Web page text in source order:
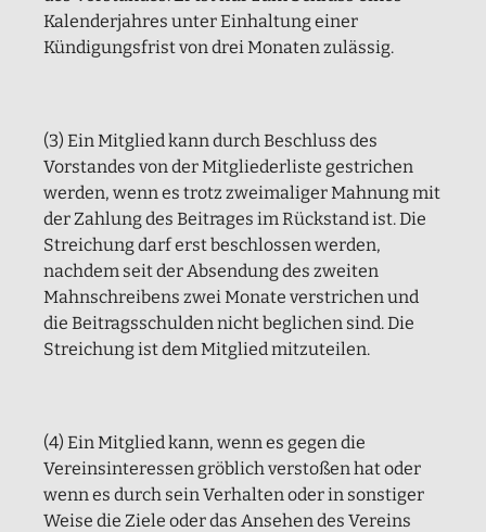
Kalenderjahres unter Einhaltung einer
Kündigungsfrist von drei Monaten zulässig.
(3) Ein Mitglied kann durch Beschluss des
Vorstandes von der Mitgliederliste gestrichen
werden, wenn es trotz zweimaliger Mahnung mit
der Zahlung des Beitrages im Rückstand ist. Die
Streichung darf erst beschlossen werden,
nachdem seit der Absendung des zweiten
Mahnschreibens zwei Monate verstrichen und
die Beitragsschulden nicht beglichen sind. Die
Streichung ist dem Mitglied mitzuteilen.
(4) Ein Mitglied kann, wenn es gegen die
Vereinsinteressen gröblich verstoßen hat oder
wenn es durch sein Verhalten oder in sonstiger
Weise die Ziele oder das Ansehen des Vereins